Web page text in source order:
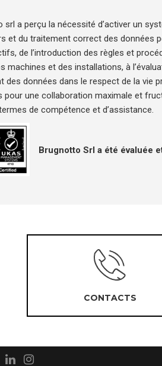
srl a perçu la nécessité d’activer un
et du traitement correct des données
de l’introduction des règles et
machines et des installations, à
des données dans le respect de la vie
pour une collaboration maximale et
de compétence et d’assistance.
Brugnotto Srl a été évaluée
CONTACTS